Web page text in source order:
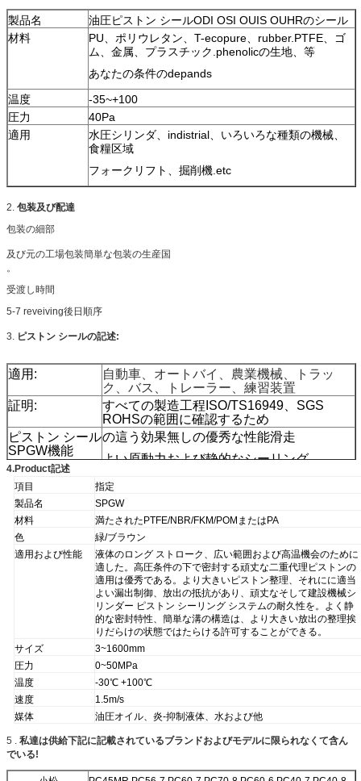
製品名
油圧ピストン シールODI OSI OUIS OUHRのシール
材料
PU、ポリウレタン、T-ecopure、rubber.PTFE、ゴ
ム、金属、プラスチック.phenolicの生地、等
あなたの条件のdepands
温度
-35~+100
圧力
40Pa
適用
水圧シリンダ、indistrial、いろいろな種類の機械、
食糧区域
フォークリフト、掘削機.etc
2. 包装及び配達
包装の細部
及び元の工場包装簡単な包装の生産国
。
受渡し時間
5-7 reveiving後日順序
3. ピストン シールの記述:
適用:
自動車、オートバイ、農業機械、トラッ
ク、バス、トレーラー、練習装置
証明:
すべての製造工程ISO/TS16949、SGS
ROHSの範囲に確認するため
ピストン シール
SPGW機能
の這う効果無しの優秀な性能滑走
よい原動力および静的なシーリング
高い摩耗、長い耐用年数
広く温度較差を使用して、高い化学安定性
温度
-30から+200度
othe
4.Product記述
項目
指定
製品名
SPGW
材料
満たされたPTFE/NBR/FKM/POMまたはPA
色
緑/ブラウン
適用および性能
液体のロング ストローク、広い範囲および高温機会のために
適した。高圧条件の下で密封する頑丈な二重代理ピストンの
適用は優秀である。より大きいピストン整理、それにに適当
よい漏出制御、放出の抵抗があり、頑丈なそして建設機械シ
リンダー ピストン シーリング システムの耐久性を。よく静
的な密封特性、簡単な溝の構造は、より大きい放出の整理挨
りだらけの状態ではたらける許可することができる。
サイズ
3~1600mm
圧力
0~50MPa
温度
-30℃ +100℃
速度
1.5m/s
媒体
油圧オイル、炎-抑制液体、水および他
5 . 私達は供給下記に記載されているブランドおよびモデルに限られなくて含ん
でいる!